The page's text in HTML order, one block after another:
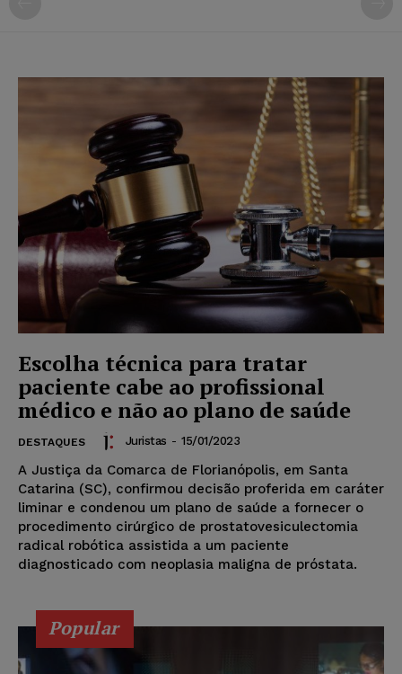
Escolha técnica para tratar
paciente cabe ao profissional
médico e não ao plano de saúde
DESTAQUES Juristas - 15/01/2023
A Justiça da Comarca de Florianópolis, em Santa
Catarina (SC), confirmou decisão proferida em caráter
liminar e condenou um plano de saúde a fornecer o
procedimento cirúrgico de prostatovesiculectomia
radical robótica assistida a um paciente
diagnosticado com neoplasia maligna de próstata.
Popular